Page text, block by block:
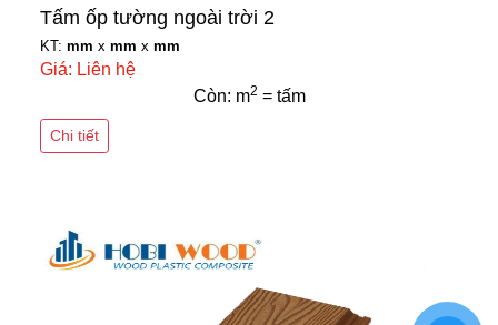
Tấm ốp tường ngoài trời 2
KT: mm x mm x mm
Giá: Liên hệ
Còn: m2 = tấm
Chi tiết